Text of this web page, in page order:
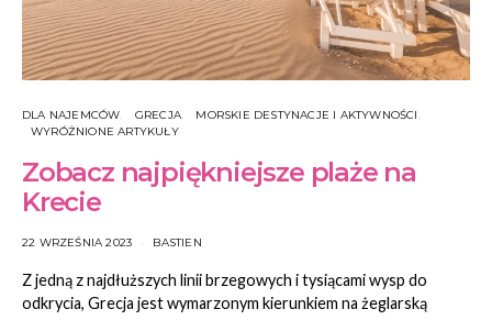
DLA NAJEMCÓW GRECJA
MORSKIE DESTYNACJE I AKTYWNOŚCI
WYRÓŻNIONE ARTYKUŁY
Zobacz najpiękniejsze plaże na
Krecie
22 WRZEŚNIA 2023 BASTIEN
Z jedną z najdłuższych linii brzegowych i tysiącami wysp do
odkrycia, Grecja jest wymarzonym kierunkiem na żeglarską